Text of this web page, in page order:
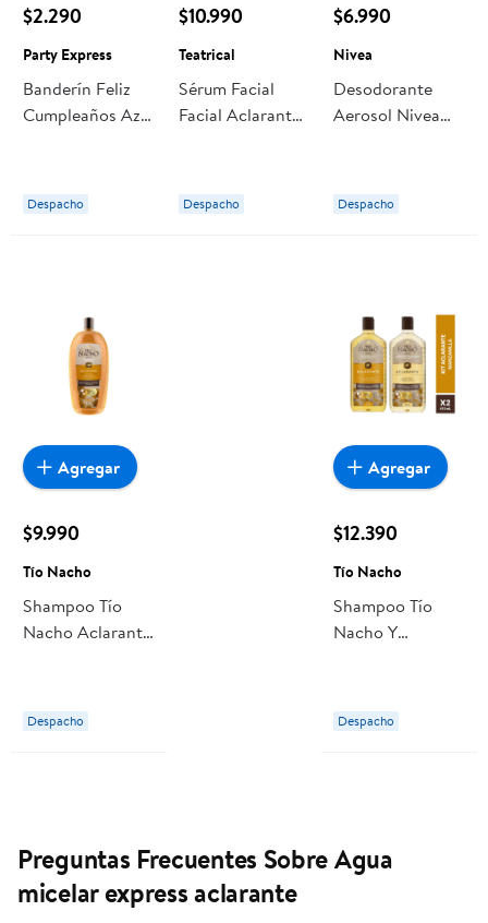
$2.290
Party Express
Banderín Feliz
Cumpleaños Azul
Despacho
$10.990
Teatrical
Sérum Facial
Facial Aclarante
Despacho
$6.990
Nivea
Desodorante
Aerosol Nivea
Despacho
$9.990
Tío Nacho
Shampoo Tío
Nacho Aclarante
Despacho
Agregar
$12.390
Tío Nacho
Shampoo Tío
Nacho Y
Despacho
Agregar
Preguntas Frecuentes Sobre Agua
micelar express aclarante